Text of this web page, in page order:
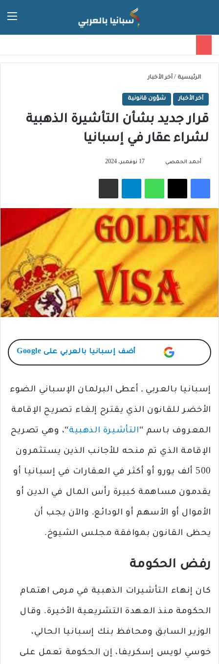
الرئيسية / آخر الأخبار
آخر الأخبار شؤون قانونية
قرار جديد بشأن التأشيرة الذهبية
لشراء عقار في إسبانيا
أحمد الحمصي 17 نوفمبر، 2024
فيسبوك‫X واتساب تيلقرام مشاركة عبر البريد
أضف إسبانيا بالعربي على Google
إسبانيا بالعربي ـ أعطى البرلمان الإسباني الضوء
الأخضر للقانون الذي يقترح إلغاء تصريح الإقامة
المعروف باسم “التأشيرة الذهبية“، وهي تصريح
الإقامة الذي تم منحه للأجانب الذين يستثمرون
500 ألف يورو أو أكثر في العقارات في إسبانيا أو
يقدمون مساهمة كبيرة رأس المال في الدين أو
الأموال أو الأسهم أو الودائع. والآن يجب أن
يحظى القانون بموافقة مجلس الشيوخ.
رفض الحكومة
كان إنهاء التأشيرات الذهبية في مرمى اهتمام
الحكومة منذ العهدة التشريعية الأخيرة. وقال
الوزير السابق ومحافظ بنك إسبانيا الحالي،
خوسي لويس إسكريفا، إن الحكومة تعمل على